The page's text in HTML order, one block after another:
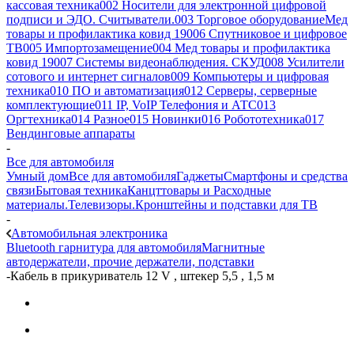
кассовая техника002 Носители для электронной цифровой
подписи и ЭДО. Считыватели.003 Торговое оборудованиеМед
товары и профилактика ковид 19006 Спутниковое и цифровое
ТВ005 Импортозамещение004 Мед товары и профилактика
ковид 19007 Системы видеонаблюдения. СКУД008 Усилители
сотового и интернет сигналов009 Компьютеры и цифровая
техника010 ПО и автоматизация012 Серверы, серверные
комплектующие011 IP, VoIP Телефония и АТС013
Оргтехника014 Разное015 Новинки016 Робототехника017
Вендинговые аппараты
-
Все для автомобиля
Умный домВсе для автомобиляГаджетыСмартфоны и средства
связиБытовая техникаКанцттовары и Расходные
материалы.Телевизоры.Кронштейны и подставки для ТВ
-
Автомобильная электроника
Bluetooth гарнитура для автомобиляМагнитные
автодержатели, прочие держатели, подставки
-Кабель в прикуриватель 12 V , штекер 5,5 , 1,5 м